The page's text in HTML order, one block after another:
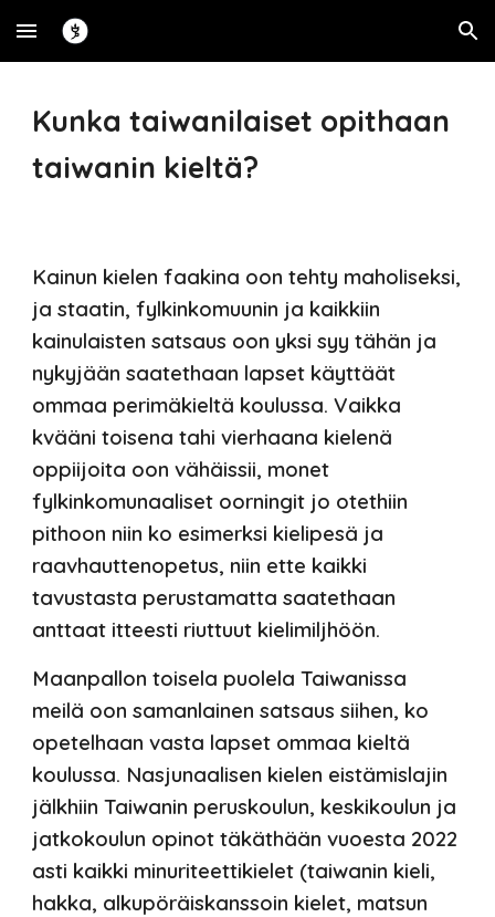
Skip to main content Skip to navigation
Kunka taiwanilaiset opithaan
taiwanin kieltä?
Kainun kielen faakina oon tehty maholiseksi,
jastaatin, fylkinkomuunin ja kaikkiin
kainulaisten satsaus oon yksi syy tähän ja
nykyjään saatethaan lapset käyttäät
ommaa perimäkieltä koulussa. Vaikka
kvääni toisena tahi vierhaana kielenä
oppiijoita oon vähäissii, monet
fylkinkomunaaliset oorningit jo otethiin
pithoon niin ko esimerksi kielipesä ja
raavhauttenopetus, niin ette kaikki
tavustasta perustamatta saatethaan
anttaat itteesti riuttuut kielimiljhöön.
Maanpallon toisela puolela Taiwanissa
meilä oon samanlainen satsaus siihen, ko
opetelhaan vasta lapset ommaa kieltä
koulussa. Nasjunaalisen kielen eistämislajin
jälkhiin Taiwanin peruskoulun, keskikoulun ja
jatkokoulun opinot täkäthään vuoesta 2022
asti kaikki minuriteettikielet (taiwanin kieli,
hakka, alkupöräiskanssoin kielet, matsun